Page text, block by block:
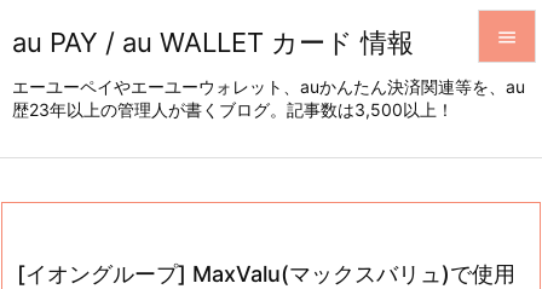
au PAY / au WALLET カード 情報
エーユーペイやエーユーウォレット、auかんたん決済関連等を、au
歴23年以上の管理人が書くブログ。記事数は3,500以上！




[イオングループ] MaxValu(マックスバリュ)で使用